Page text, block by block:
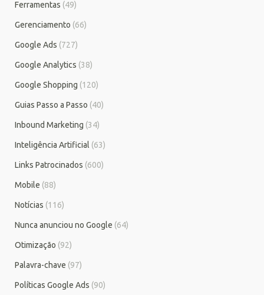
Ferramentas (49)
Gerenciamento (66)
Google Ads (727)
Google Analytics (38)
Google Shopping (120)
Guias Passo a Passo (40)
Inbound Marketing (34)
Inteligência Artificial (63)
Links Patrocinados (600)
Mobile (88)
Notícias (116)
Nunca anunciou no Google (64)
Otimização (92)
Palavra-chave (97)
Políticas Google Ads (90)